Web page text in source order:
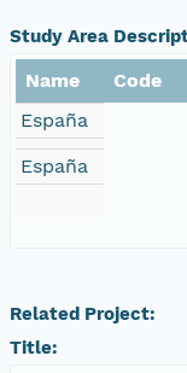
Study Area
Name Code
España
España
Related Project:
Title: